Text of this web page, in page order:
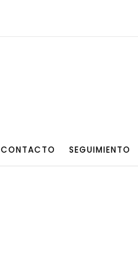
CONTACTO SEGUIMIENTO